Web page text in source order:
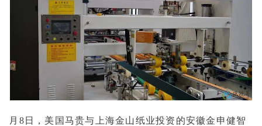
月8日，美国马贵与上海金山纸业投资的安徽金申健智